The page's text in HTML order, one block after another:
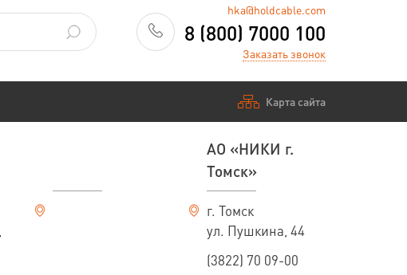
hka@holdcable.com
8 (800) 7000 100
Заказать звонок
Карта сайта
АО «НИКИ г.
Томск»
г. Томск
ул. Пушкина, 44
(3822) 70 09-00